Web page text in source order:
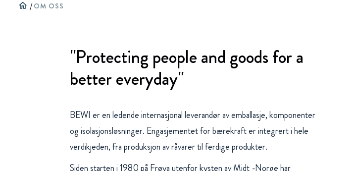
home /OM OSS
"Protecting people and goods for a
better everyday"
BEWI er en ledende internasjonal leverandør av emballasje, komponenter
og isolasjonsløsninger. Engasjementet for bærekraft er integrert i hele
verdikjeden, fra produksjon av råvarer til ferdige produkter.
Siden starten i 1980 på Frøya utenfor kysten av Midt -Norge har